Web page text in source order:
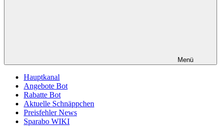
Menü
Hauptkanal
Angebote Bot
Rabatte Bot
Aktuelle Schnäppchen
Preisfehler News
Sparabo WIKI